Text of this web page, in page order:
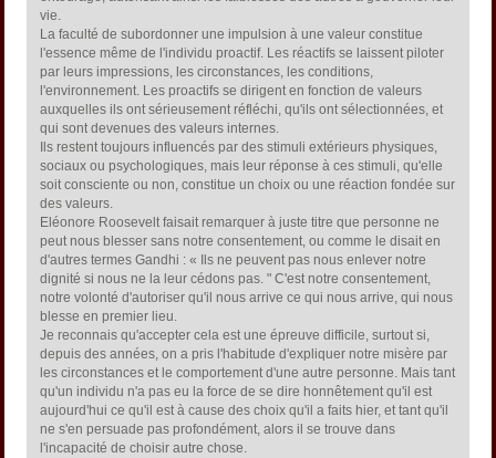
vie.
La faculté de subordonner une impulsion à une valeur constitue
l'essence même de l'individu proactif. Les réactifs se laissent piloter
par leurs impressions, les circonstances, les conditions,
l'environnement. Les proactifs se dirigent en fonction de valeurs
auxquelles ils ont sérieusement réfléchi, qu'ils ont sélectionnées, et
qui sont devenues des valeurs internes.
Ils restent toujours influencés par des stimuli extérieurs physiques,
sociaux ou psychologiques, mais leur réponse à ces stimuli, qu'elle
soit consciente ou non, constitue un choix ou une réaction fondée sur
des valeurs.
Eléonore Roosevelt faisait remarquer à juste titre que personne ne
peut nous blesser sans notre consentement, ou comme le disait en
d'autres termes Gandhi : « Ils ne peuvent pas nous enlever notre
dignité si nous ne la leur cédons pas. " C'est notre consentement,
notre volonté d'autoriser qu'il nous arrive ce qui nous arrive, qui nous
blesse en premier lieu.
Je reconnais qu'accepter cela est une épreuve difficile, surtout si,
depuis des années, on a pris l'habitude d'expliquer notre misère par
les circonstances et le comportement d'une autre personne. Mais tant
qu'un individu n'a pas eu la force de se dire honnêtement qu'il est
aujourd'hui ce qu'il est à cause des choix qu'il a faits hier, et tant qu'il
ne s'en persuade pas profondément, alors il se trouve dans
l'incapacité de choisir autre chose.